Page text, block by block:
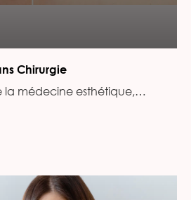
Chirurgie
la médecine esthétique,…